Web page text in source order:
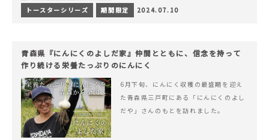
トースターシリーズ 期間限定 2024.07.10
青森県『にんにくのよしだ家』仲間とともに、信念を持って
作り続ける栄養たっぷりのにんにく
6月下旬、にんにく収穫の最盛期を迎え
た青森県三戸町にある「にんにくのよし
だや」さんのもとを訪れました。